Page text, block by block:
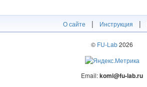
О сайте | Инструкция |
© FU-Lab2026
Email:komi@fu-lab.ru